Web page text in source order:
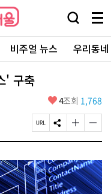
검
창
열
기
메
뉴
전
체
보
비주얼 뉴스 우리동
' 구축
좋
요
4조회 1,768
페
이
U
R
L
복
S
N
공
유
하
기
글
자
기
크
게
변
글
자
기
작
게
변